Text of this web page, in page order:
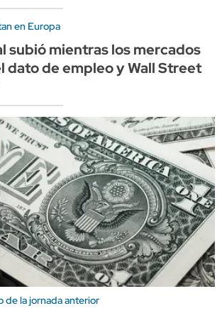
en Europa
subió mientras los mercados
dato de empleo y Wall Street
de la jornada anterior